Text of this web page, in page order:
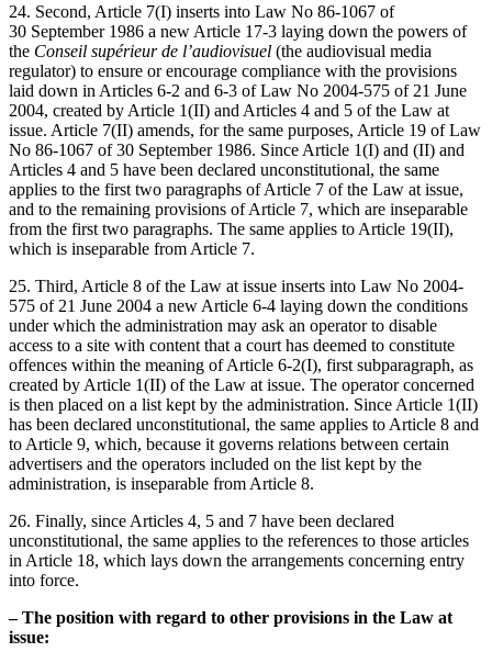
24. Second, Article 7(I) inserts into Law No 86-1067 of
30 September 1986 a new Article 17-3 laying down the powers of
the Conseil supérieur de l’audiovisuel (the audiovisual media
regulator) to ensure or encourage compliance with the provisions
laid down in Articles 6-2 and 6-3 of Law No 2004-575 of 21 June
2004, created by Article 1(II) and Articles 4 and 5 of the Law at
issue. Article 7(II) amends, for the same purposes, Article 19 of Law
No 86-1067 of 30 September 1986. Since Article 1(I) and (II) and
Articles 4 and 5 have been declared unconstitutional, the same
applies to the first two paragraphs of Article 7 of the Law at issue,
and to the remaining provisions of Article 7, which are inseparable
from the first two paragraphs. The same applies to Article 19(II),
which is inseparable from Article 7.
25. Third, Article 8 of the Law at issue inserts into Law No 2004-
575 of 21 June 2004 a new Article 6-4 laying down the conditions
under which the administration may ask an operator to disable
access to a site with content that a court has deemed to constitute
offences within the meaning of Article 6-2(I), first subparagraph, as
created by Article 1(II) of the Law at issue. The operator concerned
is then placed on a list kept by the administration. Since Article 1(II)
has been declared unconstitutional, the same applies to Article 8 and
to Article 9, which, because it governs relations between certain
advertisers and the operators included on the list kept by the
administration, is inseparable from Article 8.
26. Finally, since Articles 4, 5 and 7 have been declared
unconstitutional, the same applies to the references to those articles
in Article 18, which lays down the arrangements concerning entry
into force.
– The position with regard to other provisions in the Law at
issue: